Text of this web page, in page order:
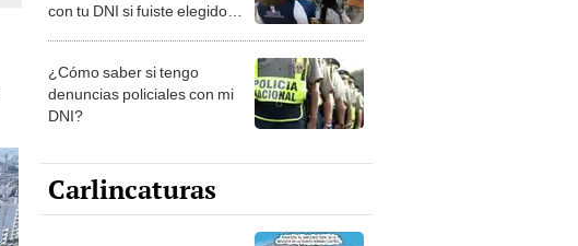
con tu DNI si fuiste elegido
la ONPE
¿Cómo saber si tengo
denuncias policiales con mi
DNI?
Carlincaturas